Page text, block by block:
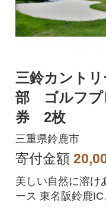
三鈴カントリ
部 ゴルフプ
券 2枚
三重県鈴鹿市
寄付金額
美しい自然に溶け
ース 東名阪鈴鹿IC、新名神鈴